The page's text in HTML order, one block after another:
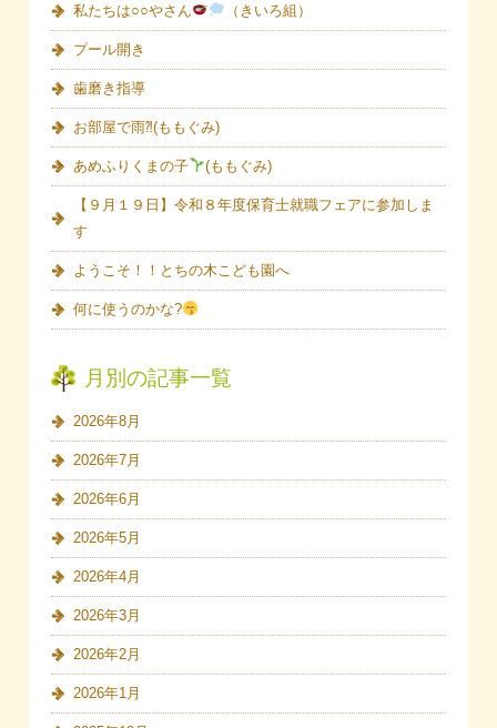
私たちは○○やさん （きいろ組）
プール開き
歯磨き指導
お部屋で雨⁈(ももぐみ)
あめふりくまの子 (ももぐみ)
【９月１９日】令和８年度保育士就職フェアに参加しま
す
ようこそ！！とちの木こども園へ
何に使うのかな?
月別の記事一覧
2026年8月
2026年7月
2026年6月
2026年5月
2026年4月
2026年3月
2026年2月
2026年1月